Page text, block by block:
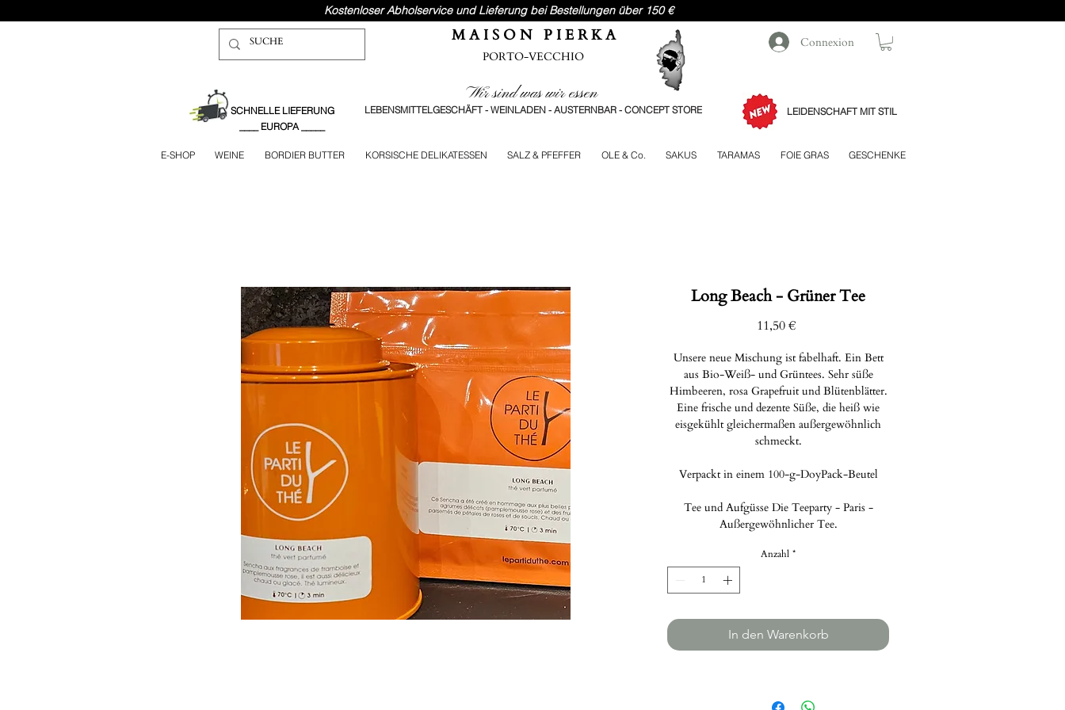
Kostenloser Abholservice und Lieferung bei Bestellungen über 150 €
M A I S O N P I E R K A
PORTO-VECCHIO
SCHNELLE LIEFERUNG
____ EUROPA _____
Wir sind was wir essen
LEBENSMITTELGESCHÄFT - WEINLADEN - AUSTERNBAR - CONCEPT STORE
Connexion
LEIDENSCHAFT MIT STIL
E-SHOP WEINE BORDIER BUTTER KORSISCHE DELIKATESSEN SALZ & PFEFFER OLE & Co. SAKUS TARAMAS FOIE GRAS GESCHENKE
Long Beach - Grüner Tee
11,50 €Preis
Unsere neue Mischung ist fabelhaft. Ein Bett
aus Bio-Weiß- und Grüntees. Sehr süße
Himbeeren, rosa Grapefruit und Blütenblätter.
Eine frische und dezente Süße, die heiß wie
eisgekühlt gleichermaßen außergewöhnlich
schmeckt.
Verpackt in einem 100-g-DoyPack-Beutel
Tee und Aufgüsse Die Teeparty - Paris -
Außergewöhnlicher Tee.
Anzahl *
In den Warenkorb